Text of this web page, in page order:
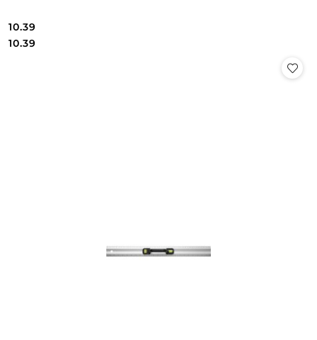
Cena:
10.39
Cena:
10.39